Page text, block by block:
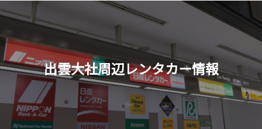
出雲大社周辺レンタカー情報